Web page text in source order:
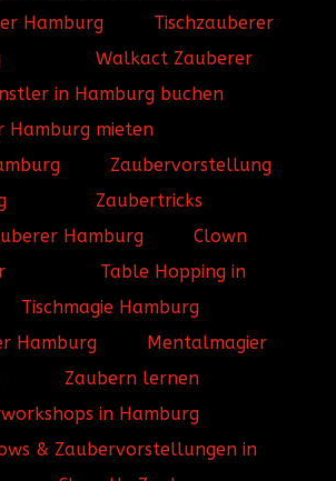
Hamburg
Tischzauberer
Walkact Zauberer
in Hamburg buchen
Hamburg mieten
Zaubervorstellung
Zaubertricks
Hamburg
Clown
Table Hopping in
Tischmagie Hamburg
Hamburg
Mentalmagier
Zaubern lernen
in Hamburg
& Zaubervorstellungen in